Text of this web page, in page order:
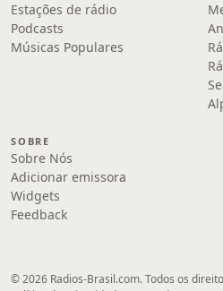
Estações de rádio
Podcasts
Músicas Populares
SOBRE
Sobre Nós
Adicionar emissora
Widgets
Feedback
© 2026 Radios-Brasil.com. Todos os